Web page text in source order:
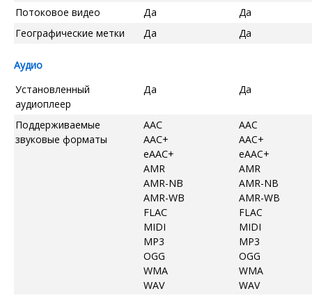
Потоковое видео Да
Да
Географические метки
Да Да
Аудио
Установленный
аудиоплеер
Да Да
Поддерживаемые
звуковые форматы
AAC
AAC+
eAAC+
AMR
AMR-NB
AMR-WB
FLAC
MIDI
MP3
OGG
WMA
WAV
AAC
AAC+
eAAC+
AMR
AMR-NB
AMR-WB
FLAC
MIDI
MP3
OGG
WMA
WAV